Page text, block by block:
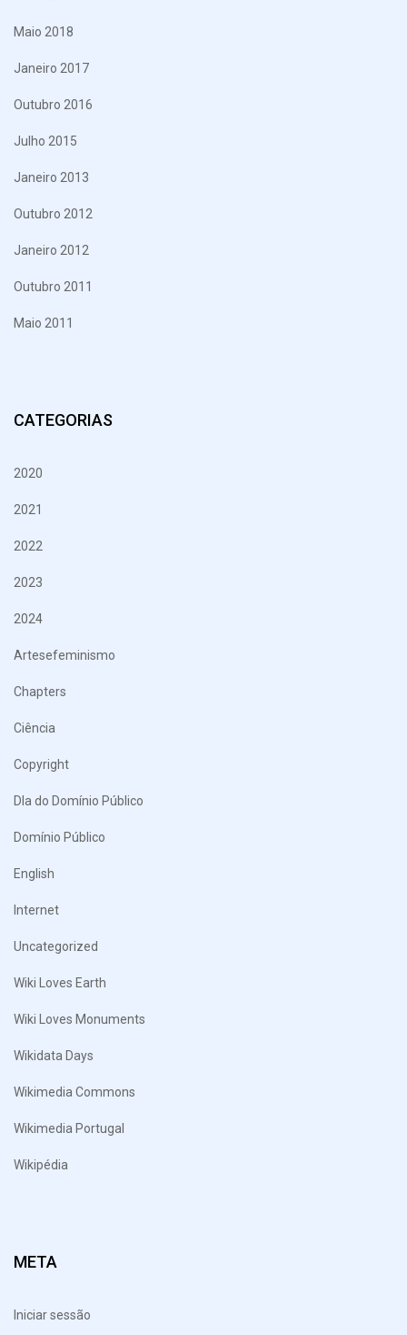
Maio 2018
Janeiro 2017
Outubro 2016
Julho 2015
Janeiro 2013
Outubro 2012
Janeiro 2012
Outubro 2011
Maio 2011
CATEGORIAS
2020
2021
2022
2023
2024
Artesefeminismo
Chapters
Ciência
Copyright
DIa do Domínio Público
Domínio Público
English
Internet
Uncategorized
Wiki Loves Earth
Wiki Loves Monuments
Wikidata Days
Wikimedia Commons
Wikimedia Portugal
Wikipédia
META
Iniciar sessão